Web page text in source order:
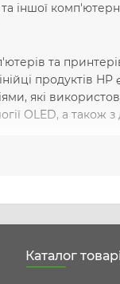
та іншої
та
продуктів
які
OLED, а також
цього бренду.
Каталог